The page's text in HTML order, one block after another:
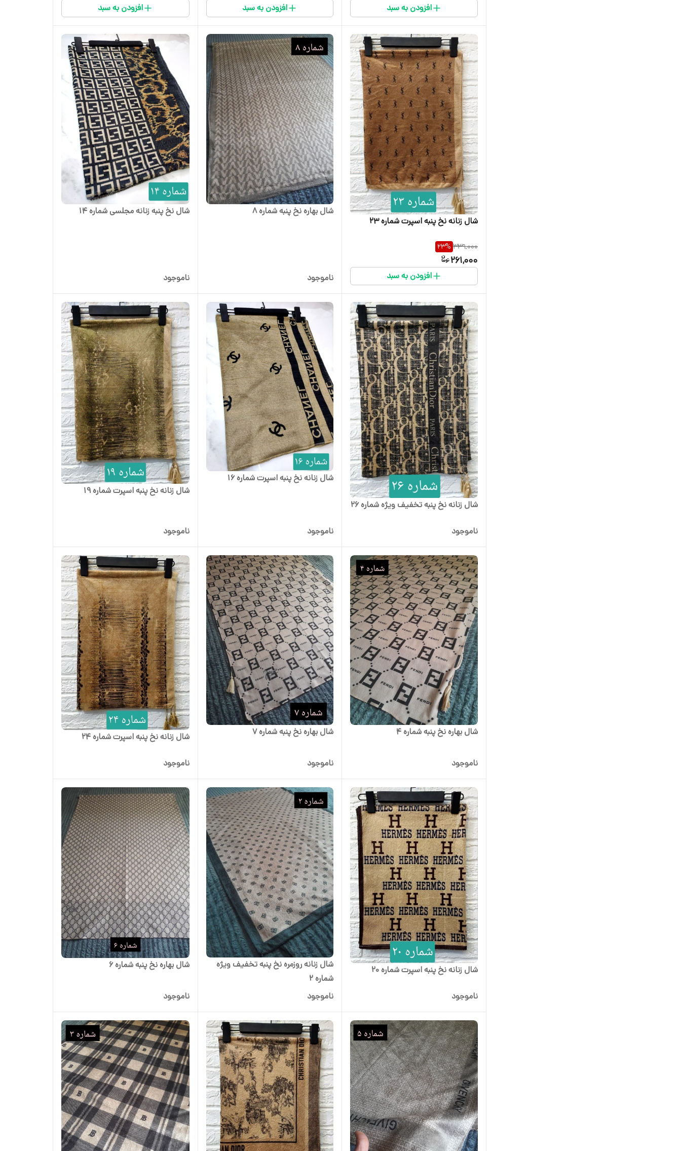
افزودن به سبد افزودن به سبد افزودن به سبد
شال زنانه نخ پنبه اسپرت شماره 23
339,000
23%
261,000
افزودن به سبد
شال بهاره نخ پنبه شماره 8
ناموجود
شال نخ پنبه زنانه مجلسی شماره 14
ناموجود
شال زنانه نخ پنبه تخفیف ویژه شماره 26
ناموجود
شال زنانه نخ پنبه اسپرت شماره 16
ناموجود
شال زنانه نخ پنبه اسپرت شماره 19
ناموجود
شال بهاره نخ پنبه شماره 4
ناموجود
شال بهاره نخ پنبه شماره 7
ناموجود
شال زنانه نخ پنبه اسپرت شماره 24
ناموجود
شال زنانه نخ پنبه اسپرت شماره 20
ناموجود
شال زنانه روزمره نخ پنبه تخفیف ویژه
شماره 2
ناموجود
شال بهاره نخ پنبه شماره 6
ناموجود